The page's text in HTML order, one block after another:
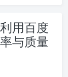
用百度
与质量